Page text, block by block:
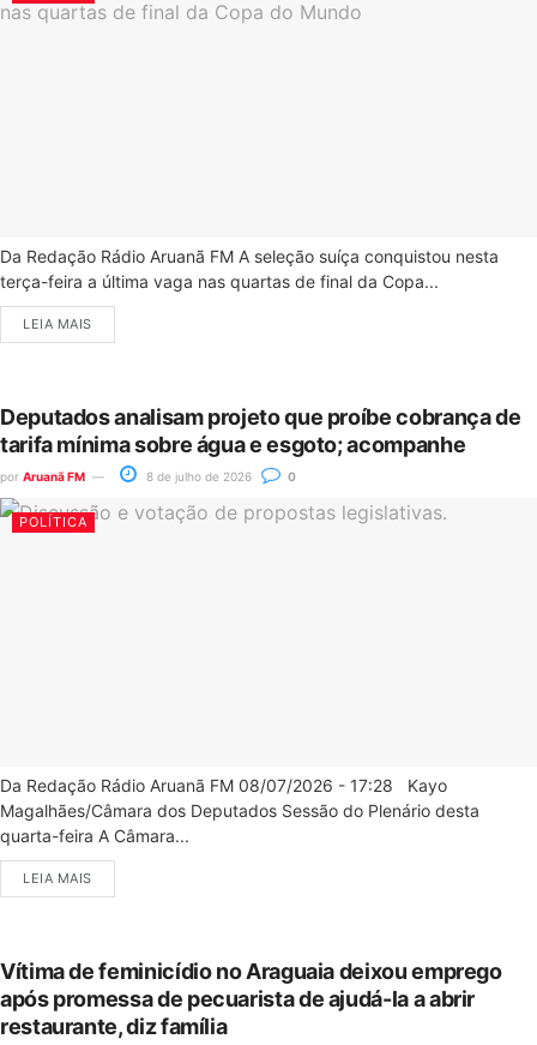
Da Redação Rádio Aruanã FM A seleção suíça conquistou nesta
terça-feira a última vaga nas quartas de final da Copa...
LEIA MAIS
Deputados analisam projeto que proíbe cobrança de
tarifa mínima sobre água e esgoto; acompanhe
por Aruanã FM 8 de julho de 2026 0
POLÍTICA
Da Redação Rádio Aruanã FM 08/07/2026 - 17:28 Kayo
Magalhães/Câmara dos Deputados Sessão do Plenário desta
quarta-feira A Câmara...
LEIA MAIS
Vítima de feminicídio no Araguaia deixou emprego
após promessa de pecuarista de ajudá-la a abrir
restaurante, diz família